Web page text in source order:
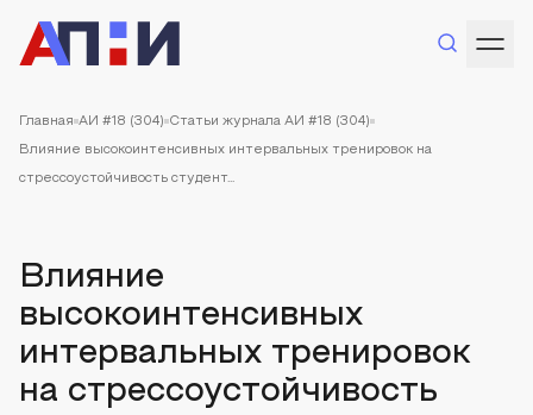
Главная АИ #18 (304) Статьи журнала АИ #18 (304)
Влияние высокоинтенсивных интервальных тренировок на
стрессоустойчивость студент...
Влияние
высокоинтенсивных
интервальных тренировок
на стрессоустойчивость